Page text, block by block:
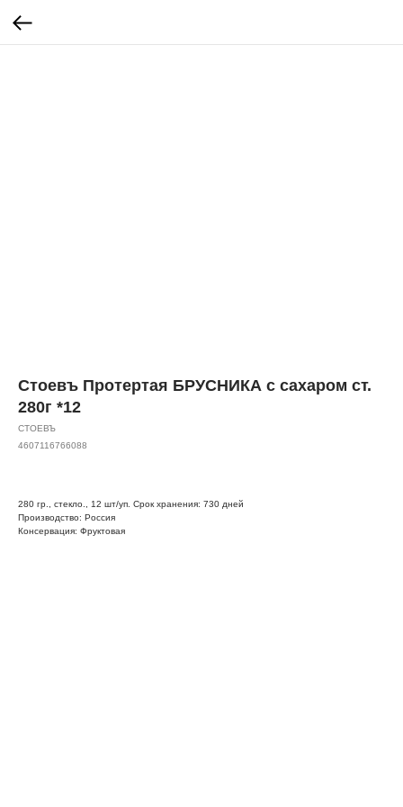
Стоевъ Протертая БРУСНИКА с сахаром ст.
280г *12
СТОЕВЪ
4607116766088
280 гр., стекло., 12 шт/уп. Срок хранения: 730 дней
Производство: Россия
Консервация: Фруктовая